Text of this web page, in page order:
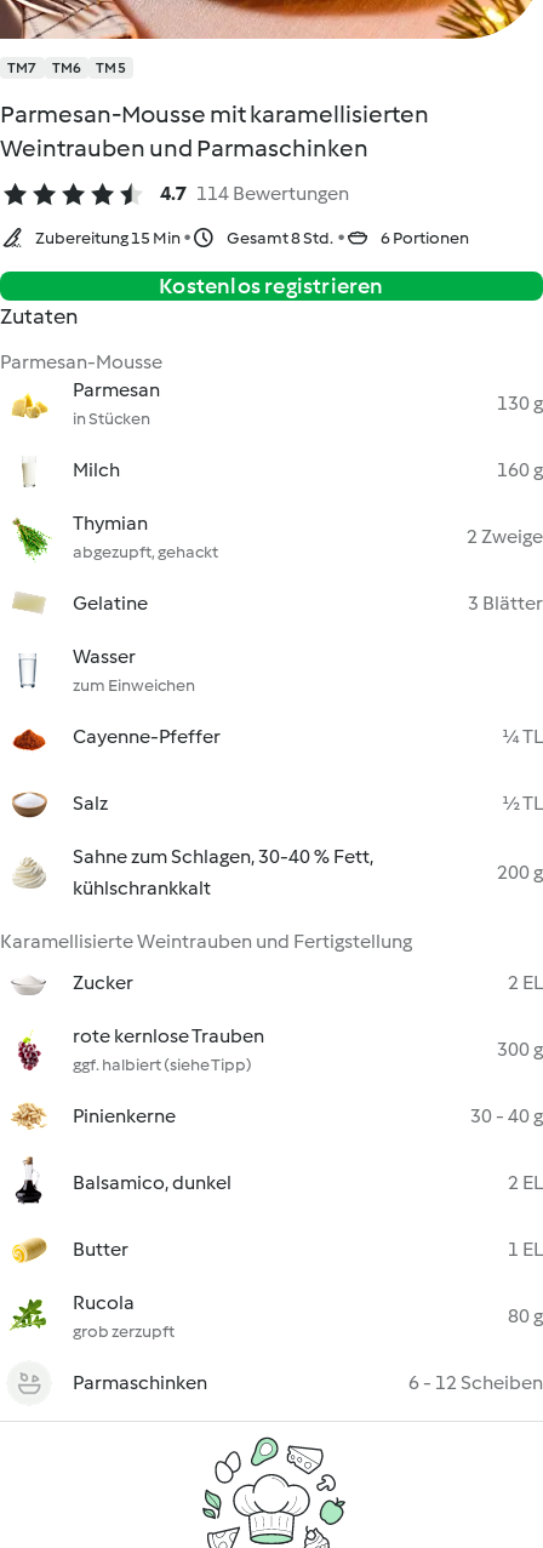
TM7 TM6 TM5
Parmesan-Mousse mit karamellisierten
Weintrauben und Parmaschinken
4.7 114 Bewertungen
Zubereitung 15 Min Gesamt 8 Std. 6 Portionen
Kostenlos registrieren
Zutaten
Parmesan-Mousse
Parmesan
in Stücken
130 g
Milch 160 g
Thymian
abgezupft, gehackt
2 Zweige
Gelatine 3 Blätter
Wasser
zum Einweichen
Cayenne-Pfeffer ¼ TL
Salz ½ TL
Sahne zum Schlagen, 30-40 % Fett,
kühlschrankkalt
200 g
Karamellisierte Weintrauben und Fertigstellung
Zucker
2 EL
rote kernlose Trauben
ggf. halbiert (siehe Tipp)
300 g
Pinienkerne 30 - 40 g
Balsamico, dunkel 2 EL
Butter 1 EL
Rucola
grob zerzupft
80 g
Parmaschinken 6 - 12 Scheiben